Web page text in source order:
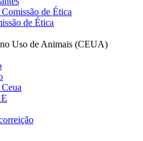
de Ética
de Ética
Uso de Animais (CEUA)